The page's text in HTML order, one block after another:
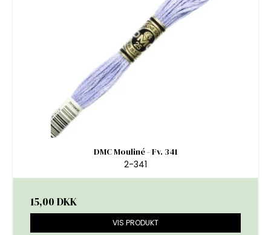
DMC Mouliné - Fv. 341
2-341
15,00 DKK
VIS PRODUKT